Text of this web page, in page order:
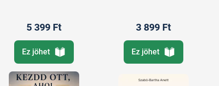
5 399 Ft
Ez jöhet
3 899 Ft
Ez jöhet